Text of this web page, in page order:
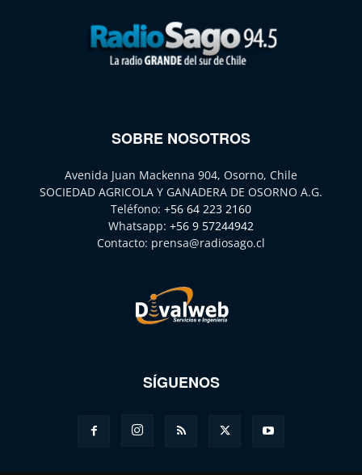
SOBRE NOSOTROS
Avenida Juan Mackenna 904, Osorno, Chile
SOCIEDAD AGRICOLA Y GANADERA DE OSORNO A.G.
Teléfono: +56 64 223 2160
Whatsapp: +56 9 57244942
Contacto: prensa@radiosago.cl
SÍGUENOS